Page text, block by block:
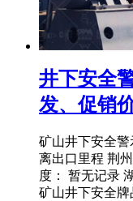
井下安全
发、促销
矿山井下安全
离出口里程 荆
度： 暂无记录
矿山井下安全